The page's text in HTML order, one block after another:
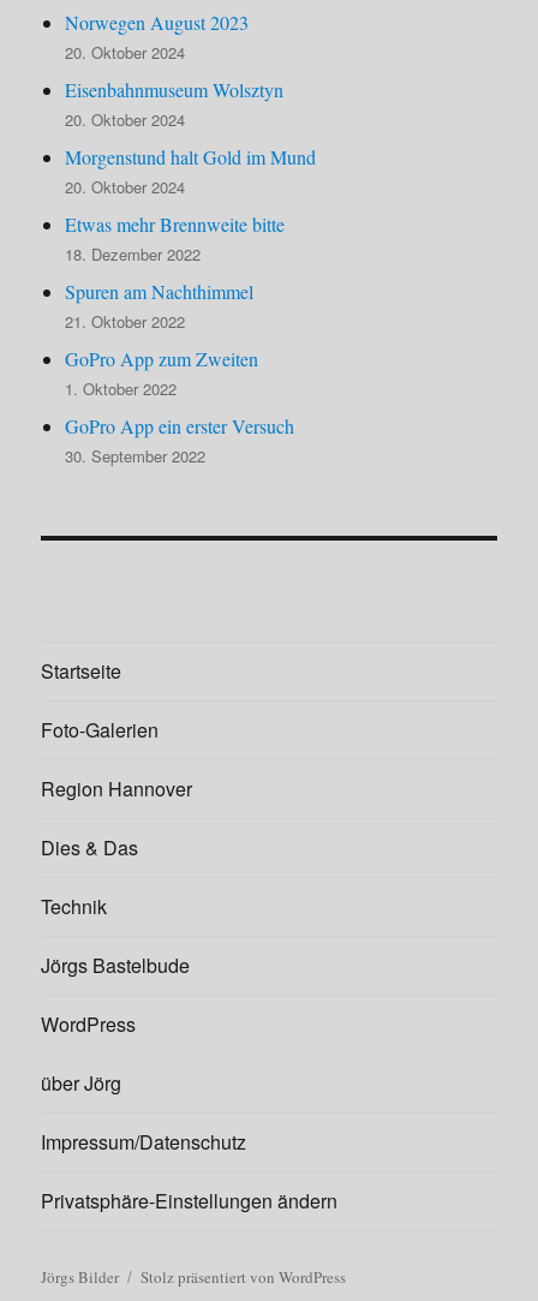
Norwegen August 2023
20. Oktober 2024
Eisenbahnmuseum Wolsztyn
20. Oktober 2024
Morgenstund halt Gold im Mund
20. Oktober 2024
Etwas mehr Brennweite bitte
18. Dezember 2022
Spuren am Nachthimmel
21. Oktober 2022
GoPro App zum Zweiten
1. Oktober 2022
GoPro App ein erster Versuch
30. September 2022
Startseite
Foto-Galerien
Region Hannover
Dies & Das
Technik
Jörgs Bastelbude
WordPress
über Jörg
Impressum/Datenschutz
Privatsphäre-Einstellungen ändern
Jörgs Bilder Stolz präsentiert von WordPress